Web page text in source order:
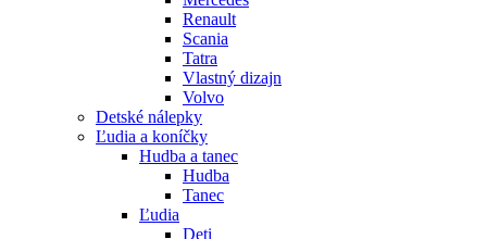
Renault
Scania
Tatra
Vlastný dizajn
Volvo
Detské nálepky
Ľudia a koníčky
Hudba a tanec
Hudba
Tanec
Ľudia
Deti